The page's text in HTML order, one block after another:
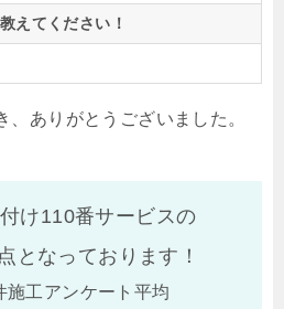
えてください！
、ありがとうございました。
け110番サービスの
点となっております！
工アンケート平均